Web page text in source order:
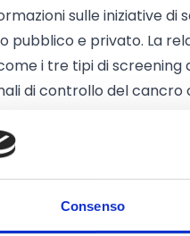
Consenso
sulle iniziative
pubblico e privato. La
i tre tipi di
di controllo del cancro
documenti comparabili
in parallelo alla prima
membri relativi allo
prostata, ai polmoni e